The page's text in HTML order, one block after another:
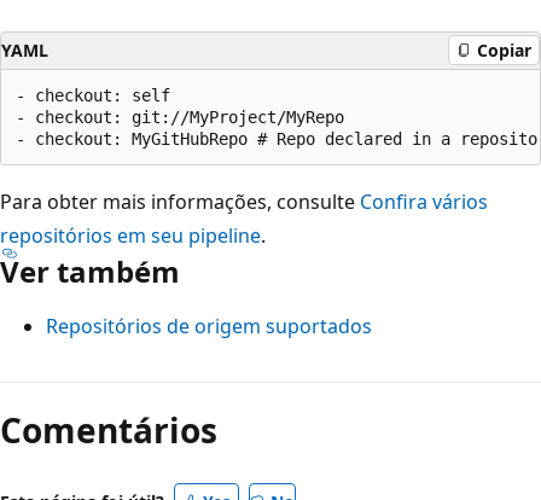
YAML Copiar
- checkout: self
- checkout: git://MyProject/MyRepo
Para obter mais informações, consulte Confira vários
repositórios em seu pipeline.
Ver também
Repositórios de origem suportados
Comentários